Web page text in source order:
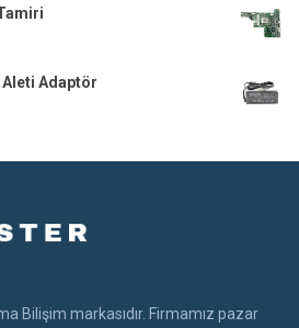
Aleti Adaptör
Bilişim markasıdır. Firmamız pazar